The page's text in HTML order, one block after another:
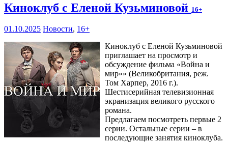
Киноклуб с Еленой Кузьминовой 16+
01.10.2025 Новости, 16+
Киноклуб с Еленой Кузьминовой
приглашает на просмотр и
обсуждение фильма «Война и
мир»» (Великобритания, реж.
Том Харпер, 2016 г.).
Шестисерийная телевизионная
экранизация великого русского
романа.
Предлагаем посмотреть первые 2
серии. Остальные серии – в
последующие занятия киноклуба.